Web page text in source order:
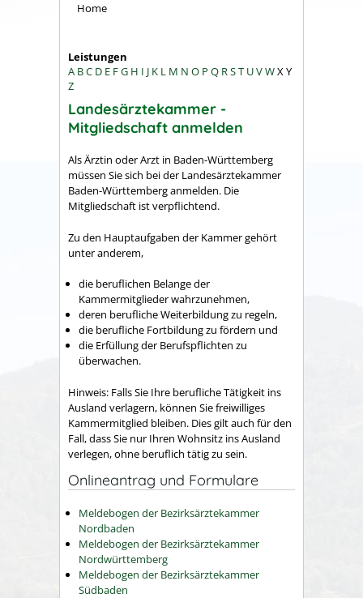
Home
Leistungen
A BC D E FG H I J K L M N O P Q RST UVWXY
Z
Landesärztekammer -
Mitgliedschaft anmelden
Als Ärztin oder Arzt in Baden-Württemberg
müssen Sie sich bei der Landesärztekammer
Baden-Württemberg anmelden. Die
Mitgliedschaft ist verpflichtend.
Zu den Hauptaufgaben der Kammer gehört
unter anderem,
die beruflichen Belange der
Kammermitglieder wahrzunehmen,
deren berufliche Weiterbildung zu regeln,
die berufliche Fortbildung zu fördern und
die Erfüllung der Berufspflichten zu
überwachen.
Hinweis: Falls Sie Ihre berufliche Tätigkeit ins
Ausland verlagern, können Sie freiwilliges
Kammermitglied bleiben. Dies gilt auch für den
Fall, dass Sie nur Ihren Wohnsitz ins Ausland
verlegen, ohne beruflich tätig zu sein.
Onlineantrag und Formulare
Meldebogen der Bezirksärztekammer
Nordbaden
Meldebogen der Bezirksärztekammer
Nordwürttemberg
Meldebogen der Bezirksärztekammer
Südbaden